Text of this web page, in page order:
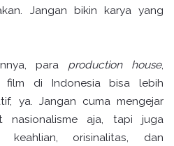
Jangan bikin karya yang
para production house,
film di Indonesia bisa lebih
ya. Jangan cuma mengejar
nasionalisme aja, tapi juga
keahlian, orisinalitas, dan